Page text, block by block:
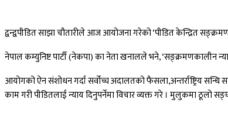
द्वन्द्वपीडित साझा चौतारीले आज आयोजना गरेको ‘पीडित केन्द्रित
नेपाल कम्युनिष्ट पार्टी (नेकपा) का नेता खनालले भने, ‘सङ्क्रमणकालीन न्याय
आयोगको ऐन संशोधन गर्दा सर्वोच्च अदालतको फैसला,अन्तर्राष्ट्रिय
काम गरी पीडितलाई न्याय दिनुपर्नेमा विचार व्यक्त गरे । मुलुकमा ठूलो